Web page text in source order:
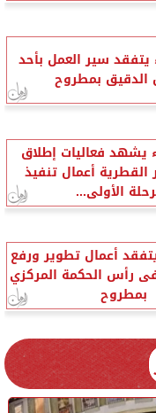
يتفقد سير العمل بأحد
الدقيق بمطروح
يشهد فعاليات إطلاق
القطرية أعمال تنفيذ
الأولى...
أعمال تطوير ورفع
رأس الحكمة المركزي
بمطروح